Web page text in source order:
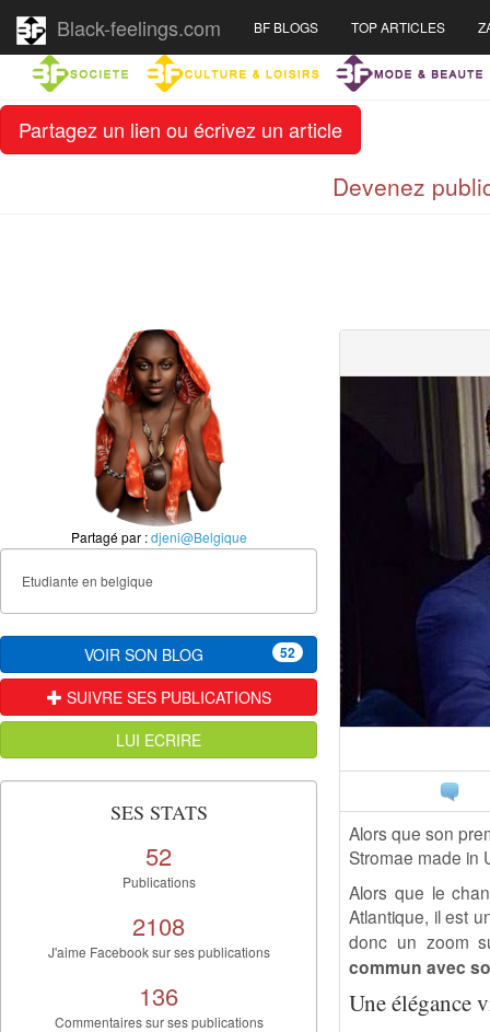
Partagez un lien ou écrivez un article
Black-feelings.com BF BLOGS TOP ARTICLES
Devenez
Alors que son
Stromae made in
Alors que le
Atlantique, il est
donc un zoom
commun avec
Une élégance
Partagé par :djeni@Belgique
Etudiante en belgique
VOIR SON BLOG 52
SUIVRE SES PUBLICATIONS
LUI ECRIRE
SES STATS
52
Publications
2108
J'aime Facebook sur ses publications
136
Commentaires sur ses publications